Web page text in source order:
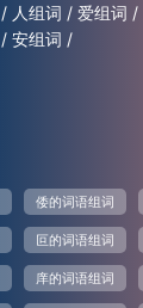
/ 人组词 / 爱组词 /
/ 安组词 /
倭的词语组词
叵的词语组词
庠的词语组词